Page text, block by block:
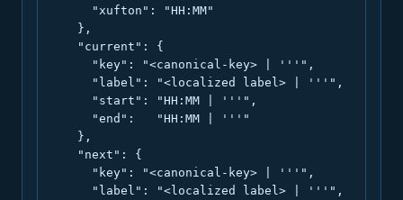
      "xufton": "HH:MM"
    },
    "current": {
      "key": "<canonical-key> | '''",
      "label": "<localized label> | '''",
      "start": "HH:MM | '''",
      "end":   "HH:MM | '''"
    },
    "next": {
      "key": "<canonical-key> | '''",
      "label": "<localized label> | '''",